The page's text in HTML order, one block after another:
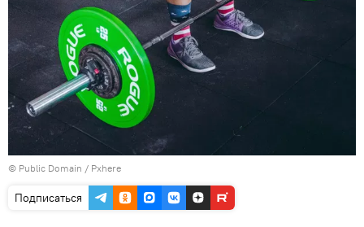
© Public Domain / Pxhere
Подписаться